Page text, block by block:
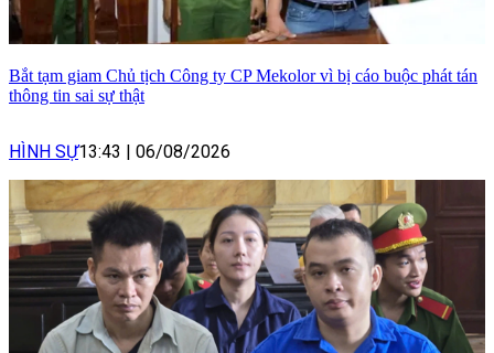
Bắt tạm giam Chủ tịch Công ty CP Mekolor vì bị cáo buộc phát tán
thông tin sai sự thật
HÌNH SỰ13:43 06/08/2026